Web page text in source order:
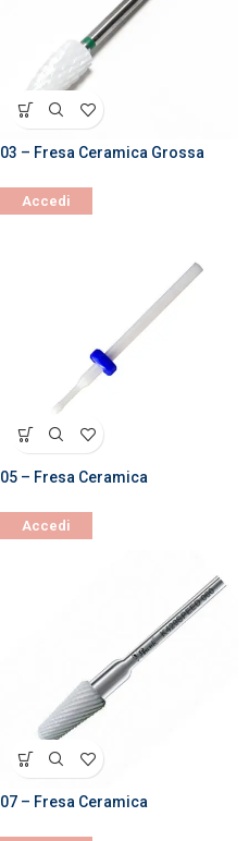
03 – Fresa Ceramica Grossa
Accedi
05 – Fresa Ceramica
Accedi
07 – Fresa Ceramica